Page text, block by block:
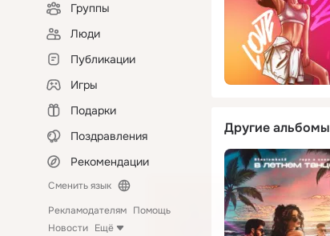
Группы
Люди
Публикации
Игры
Подарки
Поздравления
Рекомендации
Сменить язык
Рекламодателям Помощь
Новости Ещё
Другие